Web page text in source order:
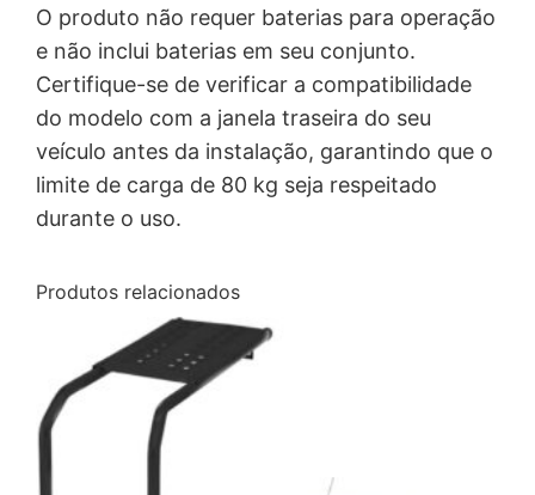
O produto não requer baterias para operação
e não inclui baterias em seu conjunto.
Certifique-se de verificar a compatibilidade
do modelo com a janela traseira do seu
veículo antes da instalação, garantindo que o
limite de carga de 80 kg seja respeitado
durante o uso.
Produtos relacionados